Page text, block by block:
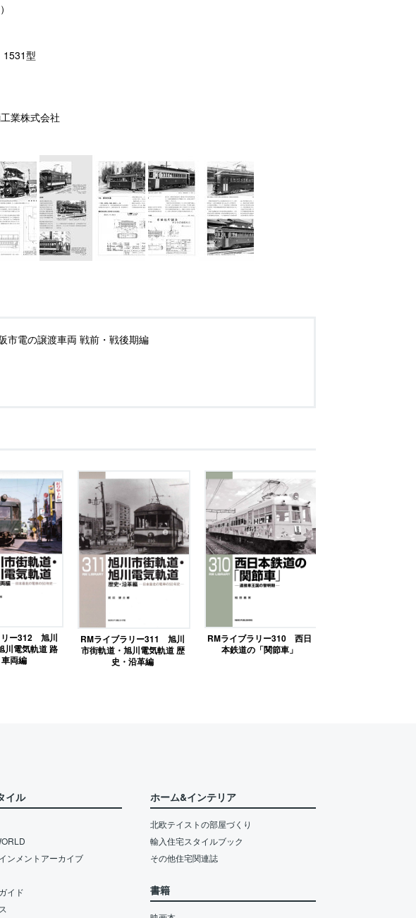
型
業株式会社
電の譲渡車両 戦前・戦後期編
リー312 旭川
川電気軌道 路
両編
RMライブラリー311 旭川
市街軌道・旭川電気軌道 歴
史・沿革編
RMライブラリー310 西日
本鉄道の「関節車」
イル
ンメントアーカイブ
イド
ホーム&インテリア
北欧テイストの部屋づくり
輸入住宅スタイルブック
その他住宅関連誌
書籍